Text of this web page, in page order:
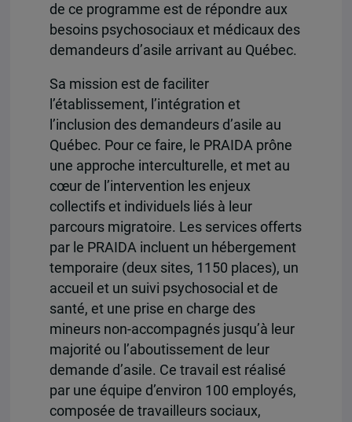
de ce programme est de répondre aux
besoins psychosociaux et médicaux des
demandeurs d’asile arrivant au Québec.
Sa mission est de faciliter
l’établissement, l’intégration et
l’inclusion des demandeurs d’asile au
Québec. Pour ce faire, le PRAIDA prône
une approche interculturelle, et met au
cœur de l’intervention les enjeux
collectifs et individuels liés à leur
parcours migratoire. Les services offerts
par le PRAIDA incluent un hébergement
temporaire (deux sites, 1150 places), un
accueil et un suivi psychosocial et de
santé, et une prise en charge des
mineurs non-accompagnés jusqu’à leur
majorité ou l’aboutissement de leur
demande d’asile. Ce travail est réalisé
par une équipe d’environ 100 employés,
composée de travailleurs sociaux,